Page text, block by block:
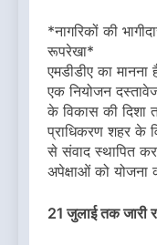
*नागरिकों की
रूपरेखा*
एमडीडीए का
एक नियोजन
के विकास की दिशा
प्राधिकरण शहर के
से संवाद स्थापित
अपेक्षाओं को योजना
21 जुलाई तक जारी